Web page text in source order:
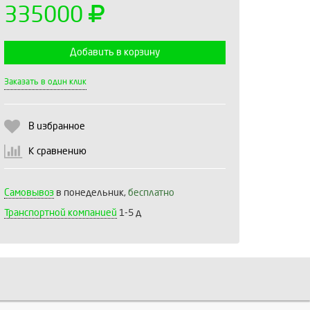
335000
Добавить в корзину
Заказать в один клик
В избранное
К сравнению
Самовывоз в понедельник, бесплатно
Транспортной компанией 1-5 д